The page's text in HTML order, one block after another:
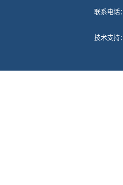
联系电话
技术支持